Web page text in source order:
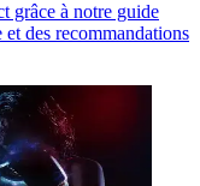
grâce à notre guide
des recommandations